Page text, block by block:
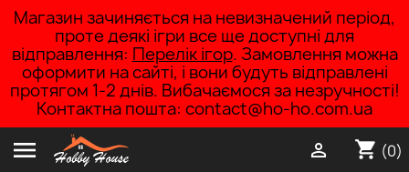
Магазин зачиняється на невизначений період,
проте деякі ігри все ще доступні для
відправлення: Перелік ігор. Замовлення можна
оформити на сайті, і вони будуть відправлені
протягом 1-2 днів. Вибачаємося за незручності!
Контактна пошта: contact@ho-ho.com.ua
 shopping_cart (0)
